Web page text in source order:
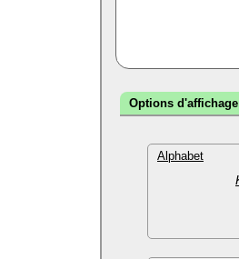
Options d'affichage
Alphabet